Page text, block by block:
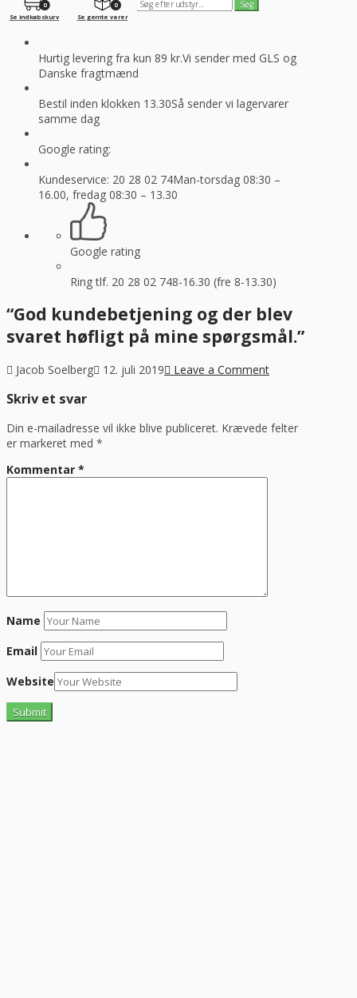
0
Se gemte varer
0
Se indkøbskurv
Hurtig levering fra kun 89 kr.Vi sender med GLS og
Danske fragtmænd
Bestil inden klokken 13.30Så sender vi lagervarer
samme dag
Google rating:
Kundeservice: 20 28 02 74Man-torsdag 08:30 –
16.00, fredag 08:30 – 13.30
Google rating
Ring tlf. 20 28 02 748-16.30 (fre 8-13.30)
“God kundebetjening og der blev
svaret høfligt på mine spørgsmål.”
Jacob Soelberg 12. juli 2019 Leave a Comment
Skriv et svar
Din e-mailadresse vil ikke blive publiceret. Krævede felter
er markeret med *
Kommentar *
Name
Email
Website